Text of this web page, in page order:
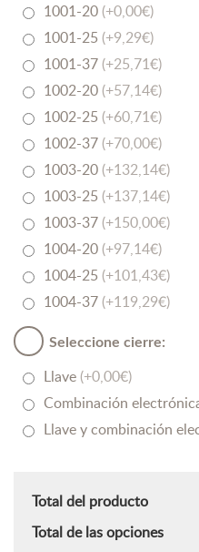
1001-20 (+0,00€)
1001-25 (+9,29€)
1001-37 (+25,71€)
1002-20 (+57,14€)
1002-25 (+60,71€)
1002-37 (+70,00€)
1003-20 (+132,14€)
1003-25 (+137,14€)
1003-37 (+150,00€)
1004-20 (+97,14€)
1004-25 (+101,43€)
1004-37 (+119,29€)
Seleccione cierre:
Llave (+0,00€)
Combinación
Llave y combinación
Total del producto
Total de las opciones